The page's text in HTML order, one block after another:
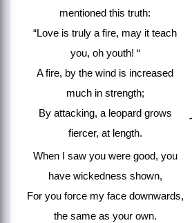
mentioned this truth:
“Love is truly a fire, may it teach
you, oh youth! “
A fire, by the wind is increased
much in strength;
By attacking, a leopard grows
fiercer, at length.
When I saw you were good, you
have wickedness shown,
For you force my face downwards,
the same as your own.